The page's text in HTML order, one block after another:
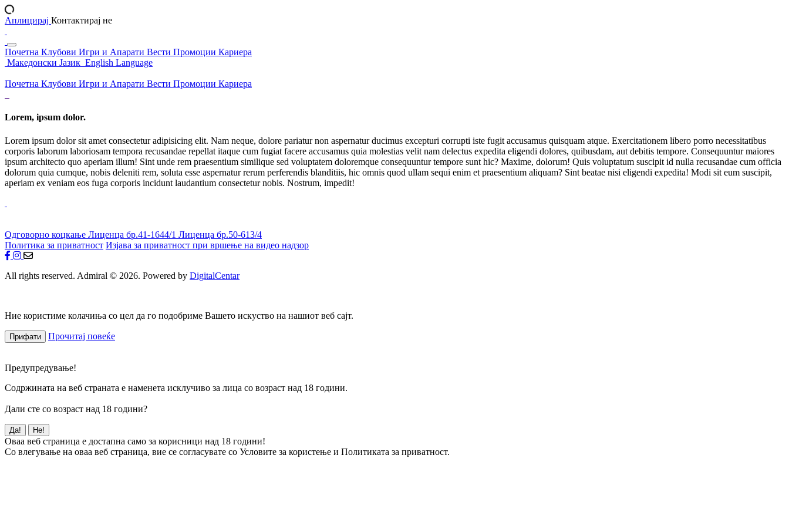
Аплицирај Контактирај не
Почетна Клубови Игри и Апарати Вести Промоции Кариера
Македонски Јазик English Language
Почетна Клубови Игри и Апарати Вести Промоции Кариера
Lorem, ipsum dolor.
Lorem ipsum dolor sit amet consectetur adipisicing elit. Nam neque, dolore pariatur non aspernatur ducimus excepturi corrupti iste fugit accusamus quisquam atque. Exercitationem libero porro necessitatibus
corporis laborum laboriosam tempora recusandae repellat itaque cum fugiat facere accusamus quia molestias velit nam delectus expedita eligendi dolores, quibusdam, aut debitis tempore. Consequuntur maiores
ipsum architecto quo aperiam illum! Sint unde rem praesentium similique sed voluptatem doloremque consequuntur tempore sunt hic? Maxime, dolorum! Quis voluptatum suscipit id nulla recusandae cum officia
dolorum quia cumque, nobis deleniti rem, soluta esse aspernatur rerum perferendis blanditiis, hic omnis quod ullam sequi enim et praesentium aliquam? Sint beatae nisi eligendi expedita! Modi sit eum suscipit,
aperiam ex veniam eos fuga corporis incidunt laudantium consectetur nobis. Nostrum, impedit!
Одговорно коцкање Лиценца бр.41-1644/1 Лиценца бр.50-613/4
Политика за приватност Изјава за приватност при вршење на видео надзор
All rights reserved. Admiral © 2026. Powered by DigitalCentar
Ние користиме колачиња со цел да го подобриме Вашето искуство на нашиот веб сајт.
Прифати Прочитај повеќе
Предупредување!
Содржината на веб страната е наменета исклучиво за лица со возраст над 18 години.
Дали сте со возраст над 18 години?
Да! Не!
Оваа веб страница е достапна само за корисници над 18 години!
Со влегување на оваа веб страница, вие се согласувате со Условите за користење и Политиката за приватност.